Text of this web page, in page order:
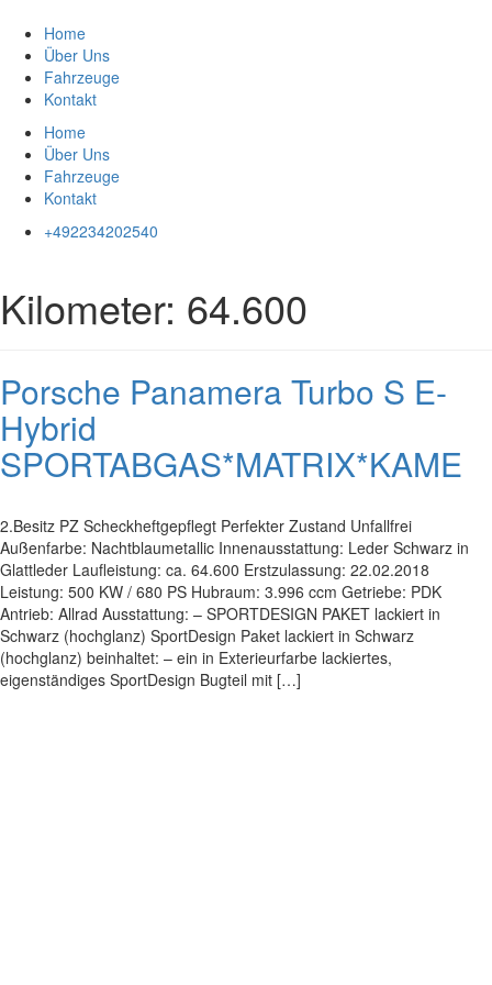
Inhalt
springen
Home
Über Uns
Fahrzeuge
Kontakt
Home
Über Uns
Fahrzeuge
Kontakt
+492234202540
Kilometer: 64.600
Porsche Panamera Turbo S E-
Hybrid
SPORTABGAS*MATRIX*KAME
2.Besitz PZ Scheckheftgepflegt Perfekter Zustand Unfallfrei
Außenfarbe: Nachtblaumetallic Innenausstattung: Leder Schwarz in
Glattleder Laufleistung: ca. 64.600 Erstzulassung: 22.02.2018
Leistung: 500 KW / 680 PS Hubraum: 3.996 ccm Getriebe: PDK
Antrieb: Allrad Ausstattung: – SPORTDESIGN PAKET lackiert in
Schwarz (hochglanz) SportDesign Paket lackiert in Schwarz
(hochglanz) beinhaltet: – ein in Exterieurfarbe lackiertes,
eigenständiges SportDesign Bugteil mit […]